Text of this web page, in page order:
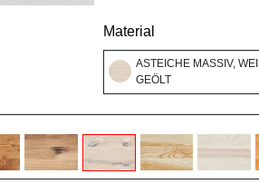
Material
ASTEICHE MASSIV,
GEÖLT